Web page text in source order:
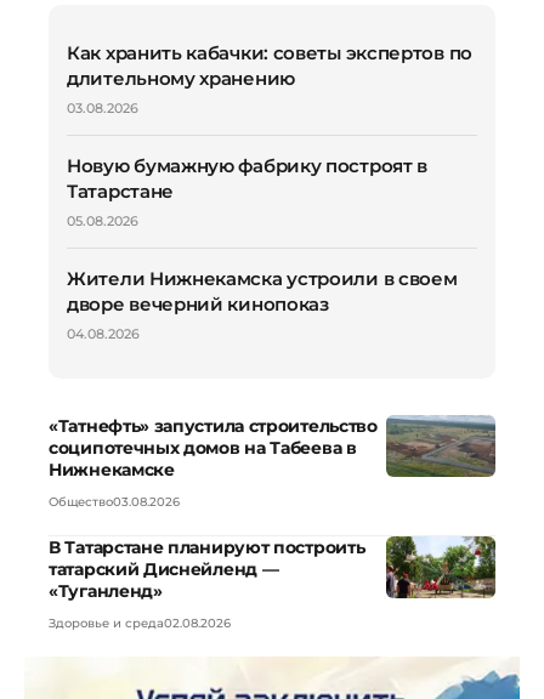
Как хранить кабачки: советы экспертов по
длительному хранению
03.08.2026
Новую бумажную фабрику построят в
Татарстане
05.08.2026
Жители Нижнекамска устроили в своем
дворе вечерний кинопоказ
04.08.2026
«Татнефть» запустила строительство
соципотечных домов на Табеева в
Нижнекамске
Общество03.08.2026
В Татарстане планируют построить
татарский Диснейленд —
«Туганленд»
Здоровье и среда02.08.2026